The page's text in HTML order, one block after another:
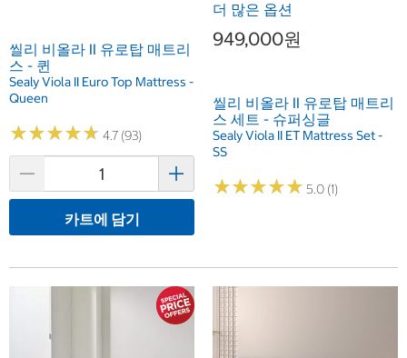
씰리 비올라 II 유로탑 매트리
스 - 퀸
Sealy Viola II Euro Top Mattress -
Queen
★★★★★
★★★★★ 4.7 (93)
카트에 담기
더 많은 옵션
949,000원
씰리 비올라 II 유로탑 매트리
스 세트 - 슈퍼싱글
Sealy Viola II ET Mattress Set -
SS
★★★★★
★★★★★ 5.0 (1)